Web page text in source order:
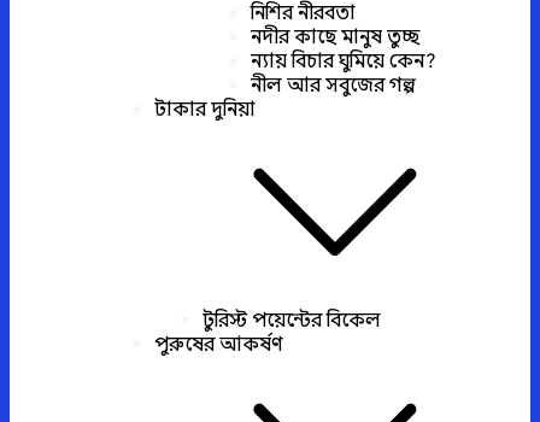
নিশির নীরবতা
নদীর কাছে মানুষ তুচ্ছ
ন্যায় বিচার ঘুমিয়ে কেন?
নীল আর সবুজের গল্প
টাকার দুনিয়া
টুরিস্ট পয়েন্টের বিকেল
পুরুষের আকর্ষণ